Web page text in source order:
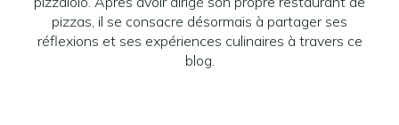
pizzas, il se consacre désormais à partager ses
réflexions et ses expériences culinaires à travers ce
blog.